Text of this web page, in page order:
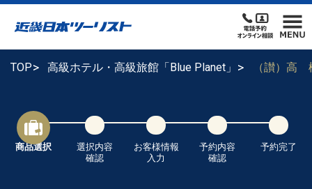
TOP 高級ホテル・高級旅館「Blue Planet」 （讃）高
商品選択
選択内容
確認
お客様情報
入力
予約内容
確認
予約完了